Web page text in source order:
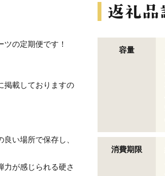
の定期便です！
掲載しておりますの
い場所で保存し、
が感じられる硬さ
容量
消費期限